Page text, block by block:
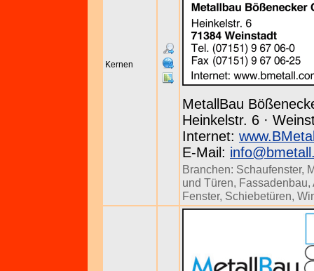
Kernen
MetallBau
Heinkelstr. 6 ·
Internet:
E-Mail:
Branchen: Schaufenster,
und Türen, Fassadenbau,
Fenster, Schiebetüren,